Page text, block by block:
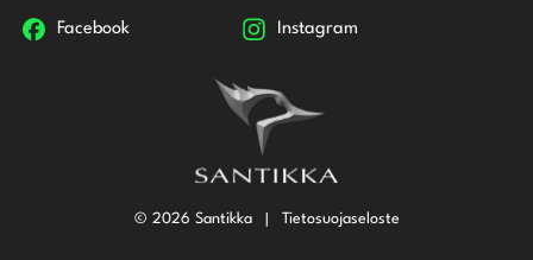
© 2026 Santikka Tietosuojaseloste
Facebook Instagram